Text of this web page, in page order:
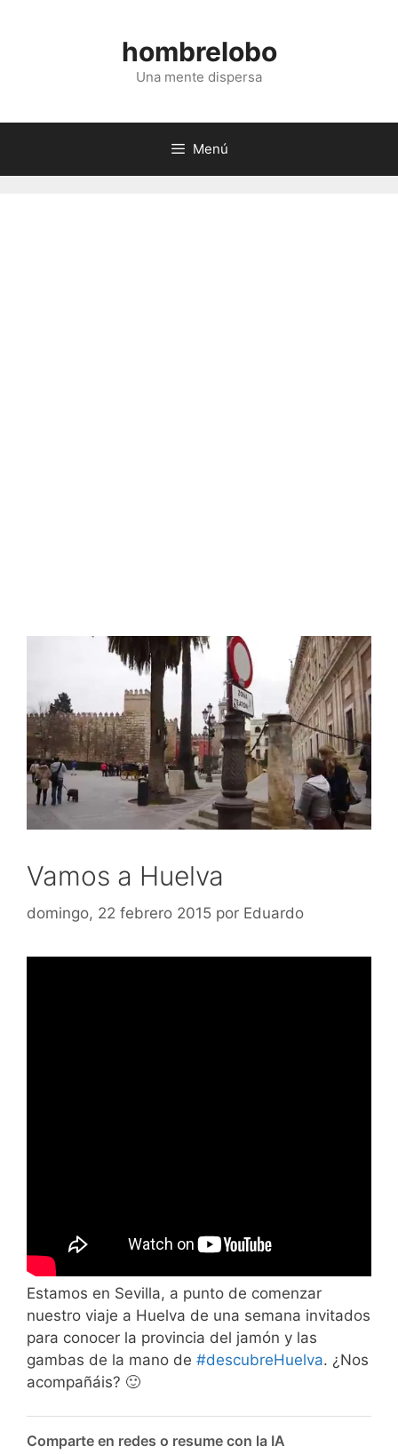
hombrelobo
Una mente dispersa
Menú
Vamos a Huelva
domingo, 22 febrero 2015 por Eduardo
Estamos en Sevilla, a punto de comenzar
nuestro viaje a Huelva de una semana invitados
para conocer la provincia del jamón y las
gambas de la mano de #descubreHuelva. ¿Nos
acompañáis? 🙂
Comparte en redes o resume con la IA